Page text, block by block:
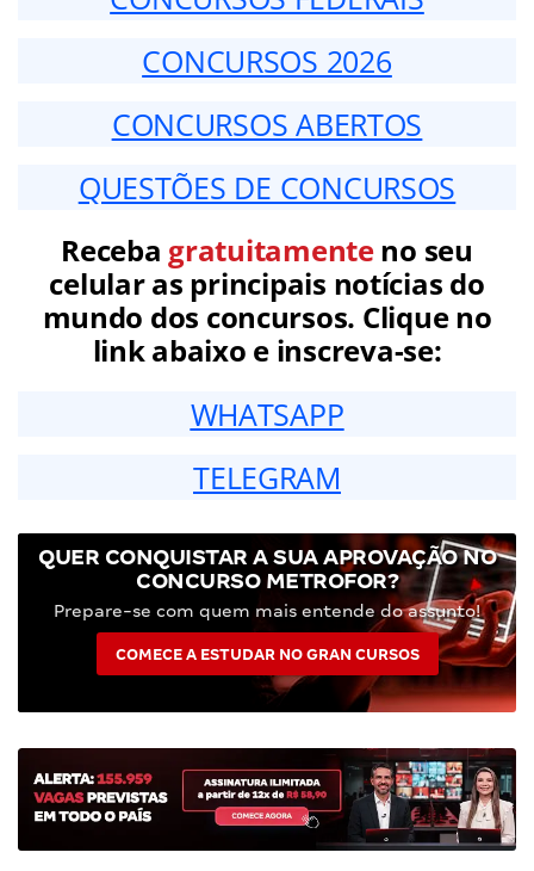
CONCURSOS 2026
CONCURSOS ABERTOS
QUESTÕES DE CONCURSOS
Receba gratuitamenteno seu
celular as principais notícias do
mundo dos concursos. Clique no
link abaixo e inscreva-se:
WHATSAPP
TELEGRAM
QUER CONQUISTAR A SUA APROVAÇÃO NO
CONCURSO METROFOR?
Prepare-se com quem mais entende do assunto!
COMECE A ESTUDAR NO GRAN CURSOS